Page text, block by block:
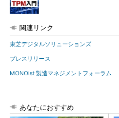
関連リンク
東芝デジタルソリューションズ
プレスリリース
MONOist 製造マネジメントフォーラム
あなたにおすすめ